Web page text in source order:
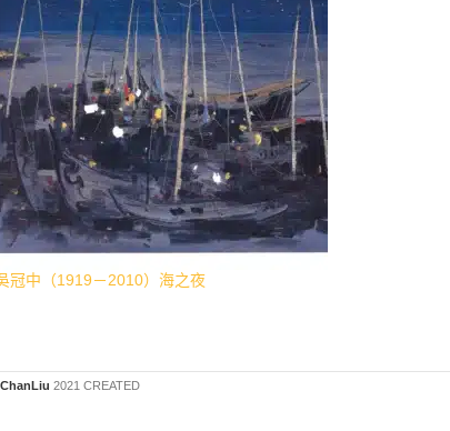
冠中（1919－2010）海之夜
ChanLiu 2021 CREATED